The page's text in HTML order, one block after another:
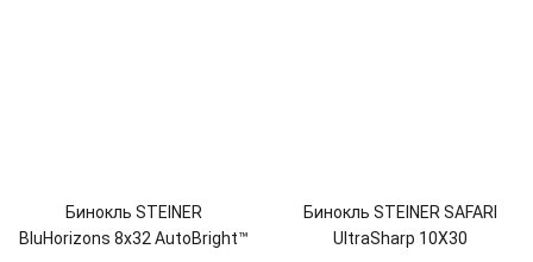
Бинокль STEINER
BluHorizons 8x32 AutoBright™
Бинокль STEINER SAFARI
UltraSharp 10X30